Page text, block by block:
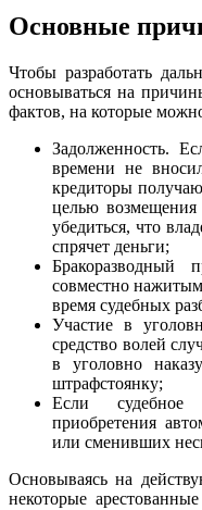
Основные
Чтобы разработать
основываться на
фактов, на которые
Задолженность.
времени не
кредиторы
целью
убедиться, что
спрячет деньги;
Бракоразводный
совместно
время судебных
Участие в
средство волей
в уголовно
штрафстоянку;
Если судебное
приобретения
или сменивших
Основываясь на
некоторые